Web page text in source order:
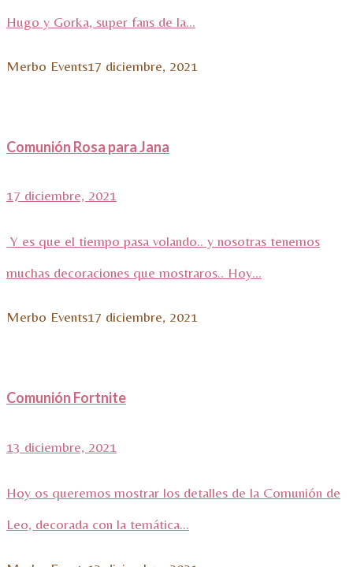
Hugo y Gorka, super fans de la...
Merbo Events17 diciembre, 2021
Comunión Rosa para Jana
17 diciembre, 2021
Y es que el tiempo pasa volando.. y nosotras tenemos
muchas decoraciones que mostraros.. Hoy...
Merbo Events17 diciembre, 2021
Comunión Fortnite
13 diciembre, 2021
Hoy os queremos mostrar los detalles de la Comunión de
Leo, decorada con la temática...